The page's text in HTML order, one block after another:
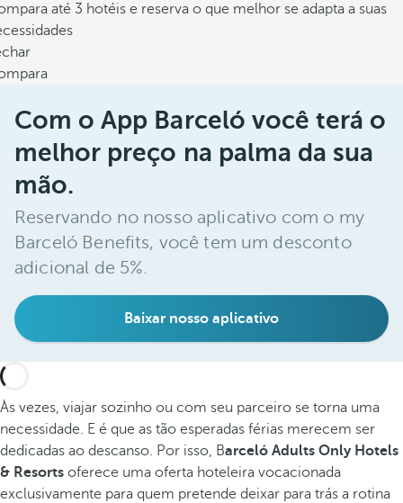
até 3 hotéis e reserva o que melhor se adapta a suas
Com o App Barceló você terá o
melhor preço na palma da sua
mão.
Reservando no nosso aplicativo com o my
Barceló Benefits, você tem um desconto
adicional de 5%.
Baixar nosso aplicativo
Às vezes, viajar sozinho ou com seu parceiro se torna uma
necessidade. E é que as tão esperadas férias merecem ser
dedicadas ao descanso. Por isso, Barceló Adults Only Hotels
& Resorts oferece uma oferta hoteleira vocacionada
exclusivamente para quem pretende deixar para trás a rotina